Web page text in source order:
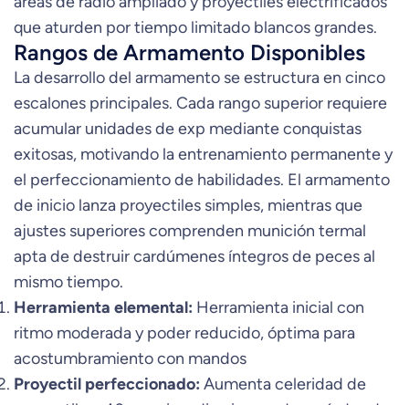
que aturden por tiempo limitado blancos grandes.
Rangos de Armamento Disponibles
La desarrollo del armamento se estructura en cinco
escalones principales. Cada rango superior requiere
acumular unidades de exp mediante conquistas
exitosas, motivando la entrenamiento permanente y
el perfeccionamiento de habilidades. El armamento
de inicio lanza proyectiles simples, mientras que
ajustes superiores comprenden munición termal
apta de destruir cardúmenes íntegros de peces al
mismo tiempo.
Herramienta elemental: Herramienta inicial con
ritmo moderada y poder reducido, óptima para
acostumbramiento con mandos
Proyectil perfeccionado: Aumenta celeridad de